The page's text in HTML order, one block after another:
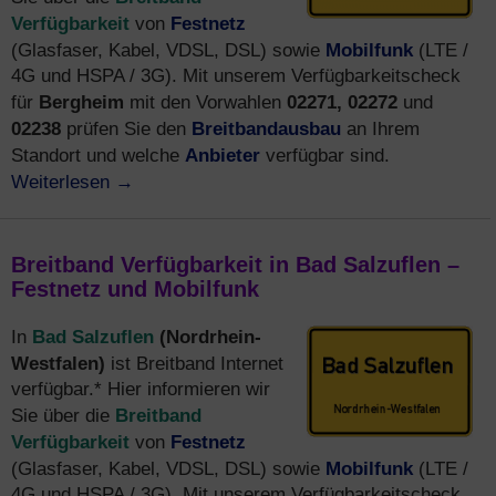
Verfügbarkeit von Festnetz
(Glasfaser, Kabel, VDSL, DSL) sowie Mobilfunk (LTE /
4G und HSPA / 3G). Mit unserem Verfügbarkeitscheck
für Bergheim mit den Vorwahlen 02271, 02272 und
02238 prüfen Sie den Breitbandausbau an Ihrem
Standort und welche Anbieter verfügbar sind.
Weiterlesen →
Breitband Verfügbarkeit in Bad Salzuflen –
Festnetz und Mobilfunk
In Bad Salzuflen (Nordrhein-
Westfalen) ist Breitband Internet
verfügbar.* Hier informieren wir
Sie über die Breitband
Verfügbarkeit von Festnetz
(Glasfaser, Kabel, VDSL, DSL) sowie Mobilfunk (LTE /